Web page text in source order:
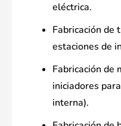
eléctrica.
Fabricación de
estaciones de
Fabricación de
iniciadores
interna).